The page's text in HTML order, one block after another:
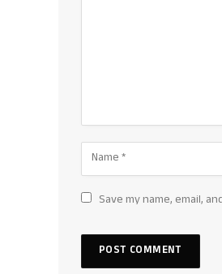
Save my name, email,